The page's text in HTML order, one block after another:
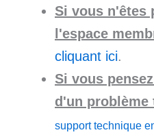
Si vous n'êtes
l'espace
cliquant ici.
Si vous
d'un problème
support technique